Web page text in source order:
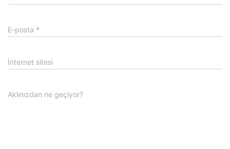
E-posta *
İnternet sitesi
Aklınızdan ne geçiyor?